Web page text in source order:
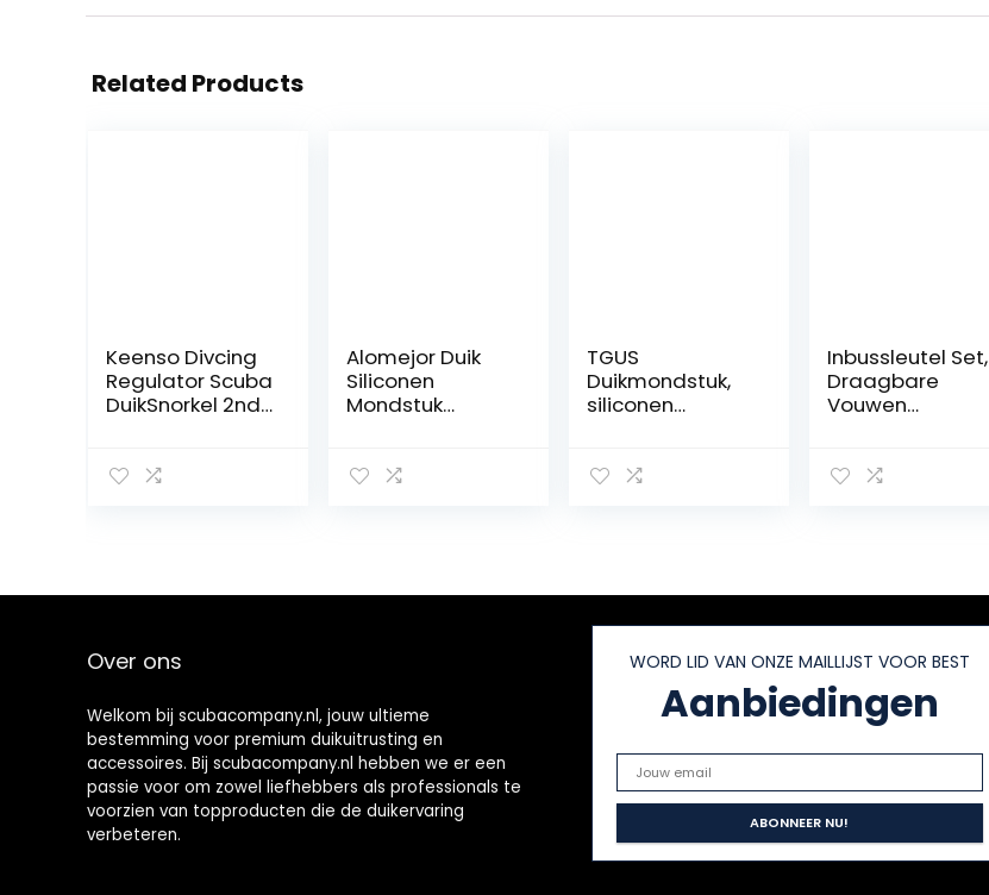
Related Products
Keenso Divcing
Regulator Scuba
DuikSnorkel 2nd
mondstuk,
watersport
Alomejor Duik
Siliconen
Mondstuk
Skum-Ball
Clip
TGUS
Duikmondstuk,
siliconen
met
duikmondstuk-
regelaar
Inbussleutel Set,
Draagbare
Vouwen
Duiken Diver Pick
Over ons
Welkom bij scubacompany.nl, jouw ultieme
bestemming voor premium duikuitrusting en
accessoires. Bij scubacompany.nl hebben we er een
passie voor om zowel liefhebbers als professionals te
voorzien van topproducten die de duikervaring
verbeteren.
WORD LID VAN ONZE MAILLIJST VOOR BEST
Aanbiedingen